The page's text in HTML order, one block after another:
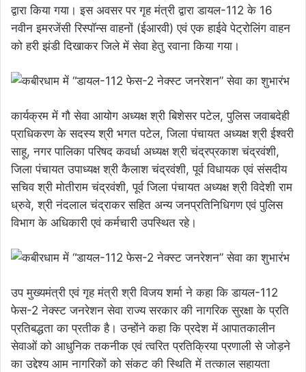
द्वारा किया गया। इस अवसर पर गृह मंत्री द्वारा डायल-112 के 16
नवीन इमरजेंसी रिस्पॉन्स वाहनों (ईआरवी) एवं एक हाईवे पेट्रोलिंग वाहन
को हरी झंडी दिखाकर जिले में सेवा हेतु रवाना किया गया।
कार्यक्रम में गौ सेवा आयोग अध्यक्ष श्री बिशेसर पटेल, पुलिस जवाबदेही
प्राधिकरण के सदस्य श्री भगत पटेल, जिला पंचायत अध्यक्ष श्री ईश्वरी
साहू, नगर पालिका परिषद कवर्धा अध्यक्ष श्री चंद्रप्रकाश चंद्रवंशी,
जिला पंचायत उपाध्यक्ष श्री कैलाश चंद्रवंशी, पूर्व विधायक एवं संसदीय
सचिव श्री मोतीराम चंद्रवंशी, पूर्व जिला पंचायत अध्यक्ष श्री विदेशी राम
ध्रुवे, श्री नंदलाल चंद्राकर सहित अन्य जनप्रतिनिधिगण एवं पुलिस
विभाग के अधिकारी एवं कर्मचारी उपस्थित रहे।
उप मुख्यमंत्री एवं गृह मंत्री श्री विजय शर्मा ने कहा कि डायल-112
फेस-2 नेक्स्ट जनरेशन सेवा राज्य सरकार की नागरिक सुरक्षा के प्रति
प्रतिबद्धता का प्रतीक है। उन्होंने कहा कि प्रदेश में आपातकालीन
सेवाओं को आधुनिक तकनीक एवं त्वरित प्रतिक्रिया प्रणाली से जोड़ने
का उद्देश्य आम नागरिकों को संकट की स्थिति में तत्काल सहायता